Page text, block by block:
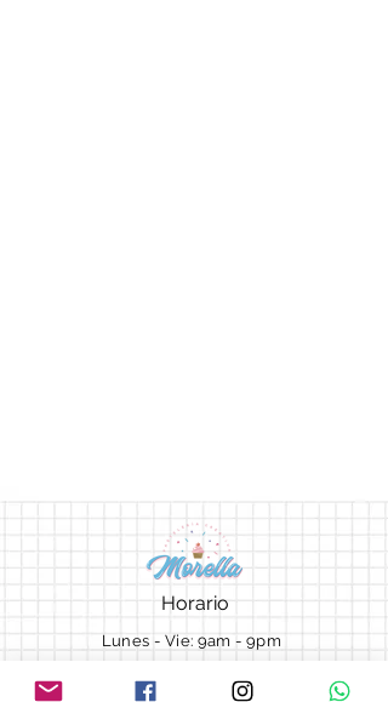
Horario
Lunes - Vie: 9am - 9pm ​​